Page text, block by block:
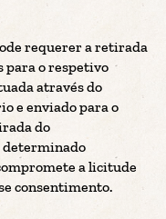
requerer a retirada
para o respetivo
através do
e enviado para o
do
determinado
a licitude
consentimento.